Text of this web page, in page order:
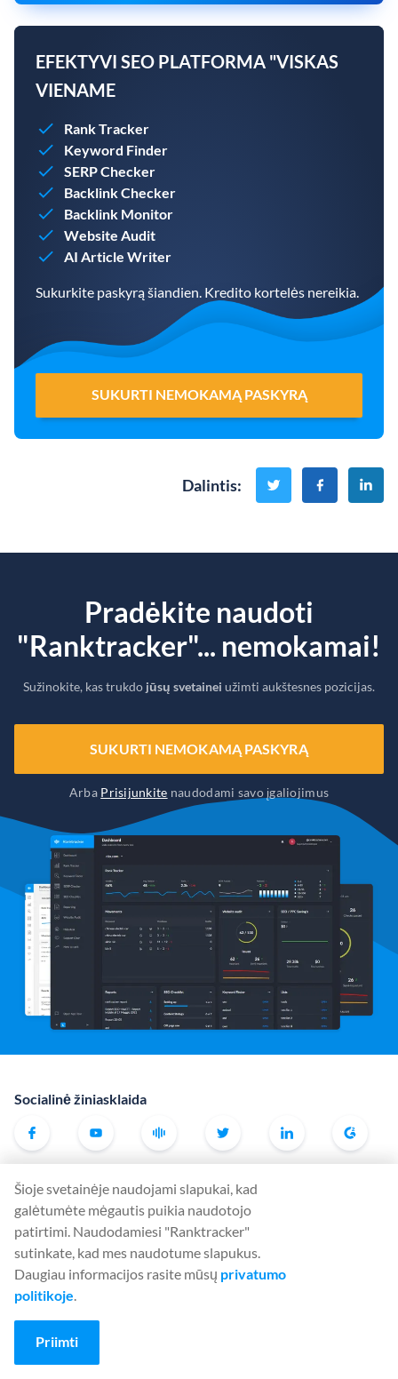
EFEKTYVI SEO PLATFORMA "VISKAS
VIENAME
Rank Tracker
Keyword Finder
SERP Checker
Backlink Checker
Backlink Monitor
Website Audit
AI Article Writer
Sukurkite paskyrą šiandien. Kredito kortelės nereikia.
SUKURTI NEMOKAMĄ PASKYRĄ
Dalintis:
Pradėkite naudoti
"Ranktracker"... nemokamai!
Sužinokite, kas trukdo jūsų svetainei užimti aukštesnes pozicijas.
SUKURTI NEMOKAMĄ PASKYRĄ
Arba Prisijunkite naudodami savo įgaliojimus
Socialinė žiniasklaida
Įrankiai
Rank Tracker
Keyword Finder
SERP Checker
Web Audit
Backlink Checker
Backlink Monitor
Šioje svetainėje naudojami slapukai, kad
galėtumėte mėgautis puikia naudotojo
patirtimi. Naudodamiesi "Ranktracker"
sutinkate, kad mes naudotume slapukus.
Daugiau informacijos rasite mūsų privatumo
politikoje.
Priimti